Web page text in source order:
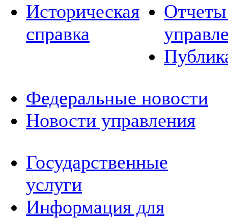
Историческая
справка
Отчеты
Федеральные новости
Новости управления
Государственные
услуги
Информация для